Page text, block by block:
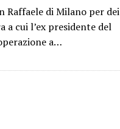
Raffaele di Milano per dei
cui l’ex presidente del
a…